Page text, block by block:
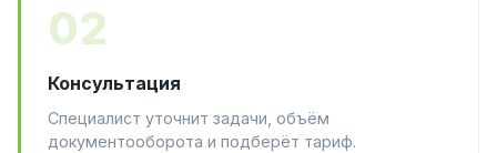
02
Консультация
Специалист уточнит задачи, объём
документооборота и подберёт тариф.